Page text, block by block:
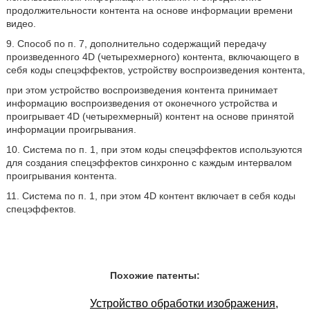
продолжительности контента на основе информации времени
видео.
9. Способ по п. 7, дополнительно содержащий передачу
произведенного 4D (четырехмерного) контента, включающего в
себя коды спецэффектов, устройству воспроизведения контента,
при этом устройство воспроизведения контента принимает
информацию воспроизведения от оконечного устройства и
проигрывает 4D (четырехмерный) контент на основе принятой
информации проигрывания.
10. Система по п. 1, при этом коды спецэффектов используются
для создания спецэффектов синхронно с каждым интервалом
проигрывания контента.
11. Система по п. 1, при этом 4D контент включает в себя коды
спецэффектов.
Похожие патенты:
Устройство обработки изображения,